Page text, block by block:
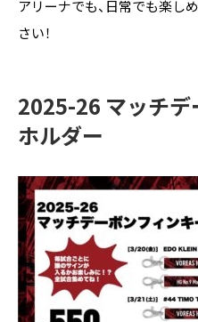
アリーナでも、日常でも楽し
さい！
2025-26 マッチ
ホルダー